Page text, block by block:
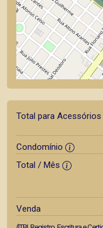
Total para Acessórios
Condomínio
Total / Mês
Venda